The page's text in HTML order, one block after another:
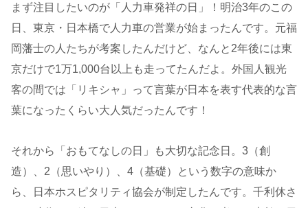
まず注目したいのが「人力車発祥の日」！明治3年のこの
日、東京・日本橋で人力車の営業が始まったんです。元福
岡藩士の人たちが考案したんだけど、なんと2年後には東
京だけで1万1,000台以上も走ってたんだよ。外国人観光
客の間では「リキシャ」って言葉が日本を表す代表的な言
葉になったくらい大人気だったんです！
それから「おもてなしの日」も大切な記念日。3（創
造）、2（思いやり）、4（基礎）という数字の意味か
ら、日本ホスピタリティ協会が制定したんです。千利休さ